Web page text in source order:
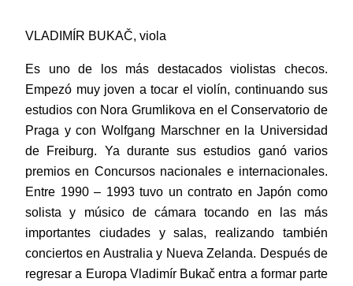
VLADIMÍR BUKAČ, viola
Es uno de los más destacados violistas checos.
Empezó muy joven a tocar el violín, continuando sus
estudios con Nora Grumlikova en el Conservatorio de
Praga y con Wolfgang Marschner en la Universidad
de Freiburg. Ya durante sus estudios ganó varios
premios en Concursos nacionales e internacionales.
Entre 1990 – 1993 tuvo un contrato en Japón como
solista y músico de cámara tocando en las más
importantes ciudades y salas, realizando también
conciertos en Australia y Nueva Zelanda. Después de
regresar a Europa Vladimír Bukač entra a formar parte